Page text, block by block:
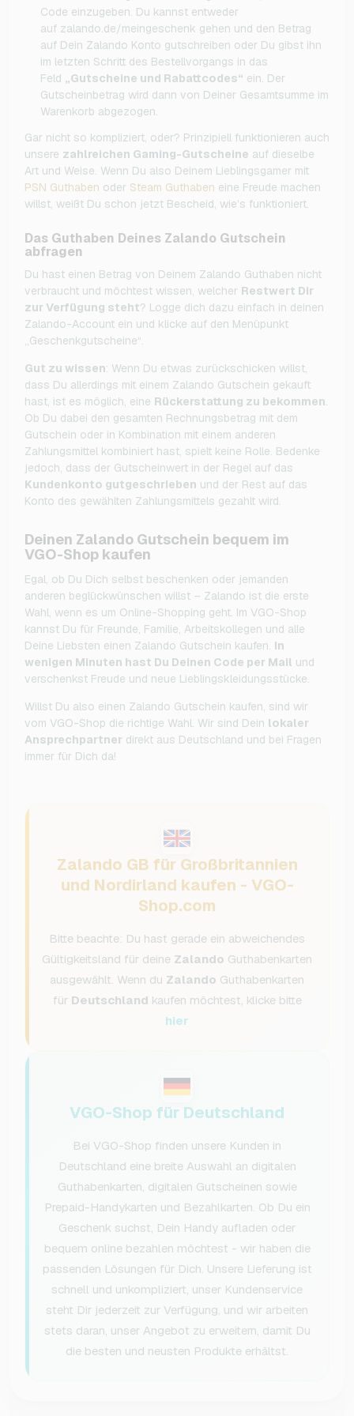
Code einzugeben. Du kannst entweder
auf zalando.de/meingeschenk gehen und den Betrag
auf Dein Zalando Konto gutschreiben oder Du gibst ihn
im letzten Schritt des Bestellvorgangs in das
Feld „Gutscheine und Rabattcodes“ ein. Der
Gutscheinbetrag wird dann von Deiner Gesamtsumme im
Warenkorb abgezogen.
Gar nicht so kompliziert, oder? Prinzipiell funktionieren auch
unsere zahlreichen Gaming-Gutscheine auf dieselbe
Art und Weise. Wenn Du also Deinem Lieblingsgamer mit
PSN Guthaben oder Steam Guthaben eine Freude machen
willst, weißt Du schon jetzt Bescheid, wie’s funktioniert.
Das Guthaben Deines Zalando Gutschein
abfragen
Du hast einen Betrag von Deinem Zalando Guthaben nicht
verbraucht und möchtest wissen, welcher Restwert Dir
zur Verfügung steht? Logge dich dazu einfach in deinen
Zalando-Account ein und klicke auf den Menüpunkt
„Geschenkgutscheine“.
Gut zu wissen: Wenn Du etwas zurückschicken willst,
dass Du allerdings mit einem Zalando Gutschein gekauft
hast, ist es möglich, eine Rückerstattung zu bekommen.
Ob Du dabei den gesamten Rechnungsbetrag mit dem
Gutschein oder in Kombination mit einem anderen
Zahlungsmittel kombiniert hast, spielt keine Rolle. Bedenke
jedoch, dass der Gutscheinwert in der Regel auf das
Kundenkonto gutgeschrieben und der Rest auf das
Konto des gewählten Zahlungsmittels gezahlt wird.
Deinen Zalando Gutschein bequem im
VGO-Shop kaufen
Egal, ob Du Dich selbst beschenken oder jemanden
anderen beglückwünschen willst – Zalando ist die erste
Wahl, wenn es um Online-Shopping geht. Im VGO-Shop
kannst Du für Freunde, Familie, Arbeitskollegen und alle
Deine Liebsten einen Zalando Gutschein kaufen. In
wenigen Minuten hast Du Deinen Code per Mail und
verschenkst Freude und neue Lieblingskleidungsstücke.
Willst Du also einen Zalando Gutschein kaufen, sind wir
vom VGO-Shop die richtige Wahl. Wir sind Dein lokaler
Ansprechpartner direkt aus Deutschland und bei Fragen
immer für Dich da!
Zalando GB für Großbritannien
und Nordirland kaufen - VGO-
Shop.com
Bitte beachte: Du hast gerade ein abweichendes
Gültigkeitsland für deine Zalando Guthabenkarten
ausgewählt. Wenn du Zalando Guthabenkarten
für Deutschland kaufen möchtest, klicke bitte
hier
VGO-Shop für Deutschland
Bei VGO-Shop finden unsere Kunden in
Deutschland eine breite Auswahl an digitalen
Guthabenkarten, digitalen Gutscheinen sowie
Prepaid-Handykarten und Bezahlkarten. Ob Du ein
Geschenk suchst, Dein Handy aufladen oder
bequem online bezahlen möchtest - wir haben die
passenden Lösungen für Dich. Unsere Lieferung ist
schnell und unkompliziert, unser Kundenservice
steht Dir jederzeit zur Verfügung, und wir arbeiten
stets daran, unser Angebot zu erweitern, damit Du
die besten und neusten Produkte erhältst.